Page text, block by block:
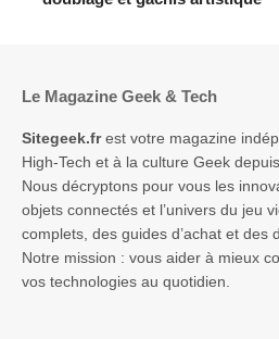
Le Magazine Geek & Tech
Sitegeek.frest votre magazine
High-Tech et à la culture Geek
Nous décryptons pour vous les
objets connectés et l’univers du jeu
complets, des guides d’achat et des
Notre mission : vous aider à mieux
vos technologies au quotidien.